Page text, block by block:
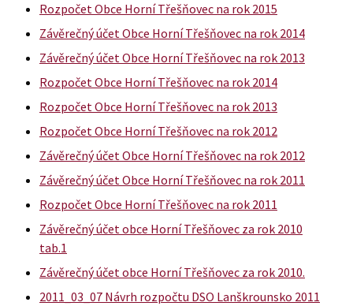
Rozpočet Obce Horní Třešňovec na rok 2015
Závěrečný účet Obce Horní Třešňovec na rok 2014
Závěrečný účet Obce Horní Třešňovec na rok 2013
Rozpočet Obce Horní Třešňovec na rok 2014
Rozpočet Obce Horní Třešňovec na rok 2013
Rozpočet Obce Horní Třešňovec na rok 2012
Závěrečný účet Obce Horní Třešňovec na rok 2012
Závěrečný účet Obce Horní Třešňovec na rok 2011
Rozpočet Obce Horní Třešňovec na rok 2011
Závěrečný účet obce Horní Třešňovec za rok 2010
tab.1
Závěrečný účet obce Horní Třešňovec za rok 2010.
2011_03_07 Návrh rozpočtu DSO Lanškrounsko 2011